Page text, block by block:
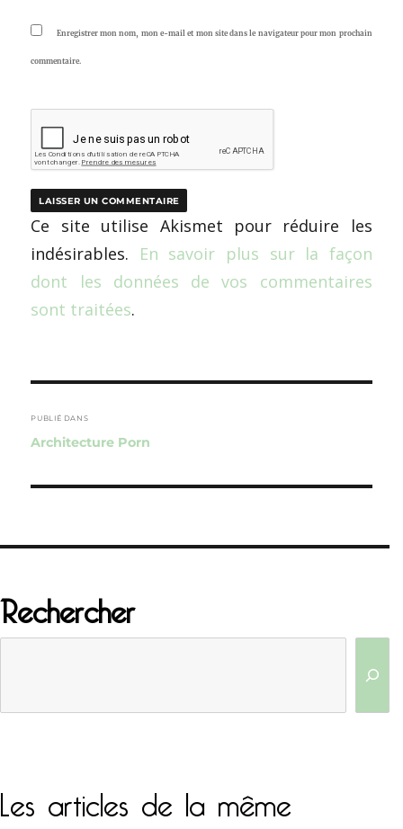
Enregistrer mon nom, mon e-mail et mon site dans le navigateur pour mon prochain
commentaire.
Ce site utilise Akismet pour réduire les
indésirables. En savoir plus sur la façon
dont les données de vos commentaires
sont traitées.
de
l’article
PUBLIÉ DANS
Architecture Porn
Rechercher
Les articles de la même